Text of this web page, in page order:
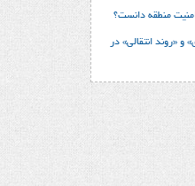
امنیت منطقه دانست؟
و «روند انتقالی» در